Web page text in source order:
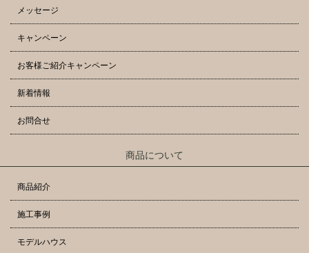
メッセージ
キャンペーン
お客様ご紹介キャンペーン
新着情報
お問合せ
商品について
商品紹介
施工事例
モデルハウス